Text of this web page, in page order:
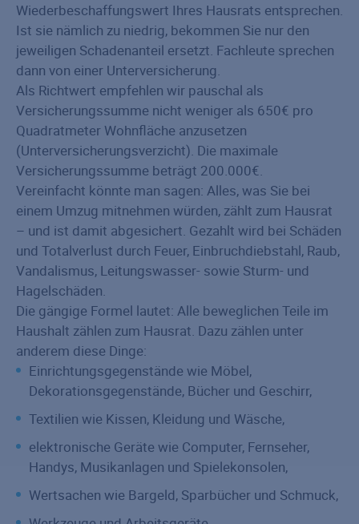
Wiederbeschaffungswert Ihres Hausrats entsprechen.
Ist sie nämlich zu niedrig, bekommen Sie nur den
jeweiligen Schadenanteil ersetzt. Fachleute sprechen
dann von einer Unterversicherung.
Als Richtwert empfehlen wir pauschal als
Versicherungssumme nicht weniger als 650€ pro
Quadratmeter Wohnfläche anzusetzen
(Unterversicherungsverzicht). Die maximale
Versicherungssumme beträgt 200.000€.
Vereinfacht könnte man sagen: Alles, was Sie bei
einem Umzug mitnehmen würden, zählt zum Hausrat
– und ist damit abgesichert. Gezahlt wird bei Schäden
und Totalverlust durch Feuer, Einbruchdiebstahl, Raub,
Vandalismus, Leitungswasser- sowie Sturm- und
Hagelschäden.
Die gängige Formel lautet: Alle beweglichen Teile im
Haushalt zählen zum Hausrat. Dazu zählen unter
anderem diese Dinge:
Einrichtungsgegenstände wie Möbel,
Dekorationsgegenstände, Bücher und Geschirr,
Textilien wie Kissen, Kleidung und Wäsche,
elektronische Geräte wie Computer, Fernseher,
Handys, Musikanlagen und Spielekonsolen,
Wertsachen wie Bargeld, Sparbücher und Schmuck,